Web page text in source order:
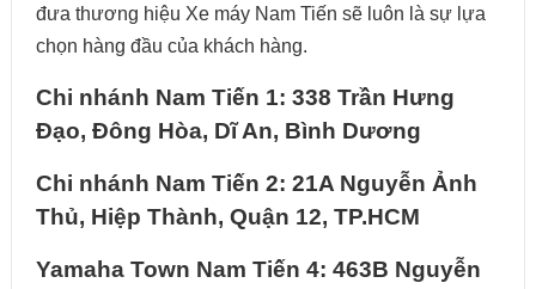
đưa thương hiệu Xe máy Nam Tiến sẽ luôn là sự lựa
chọn hàng đầu của khách hàng.
Chi nhánh Nam Tiến 1: 338 Trần Hưng
Đạo, Đông Hòa, Dĩ An, Bình Dương
Chi nhánh Nam Tiến 2: 21A Nguyễn Ảnh
Thủ, Hiệp Thành, Quận 12, TP.HCM
Yamaha Town Nam Tiến 4: 463B Nguyễn